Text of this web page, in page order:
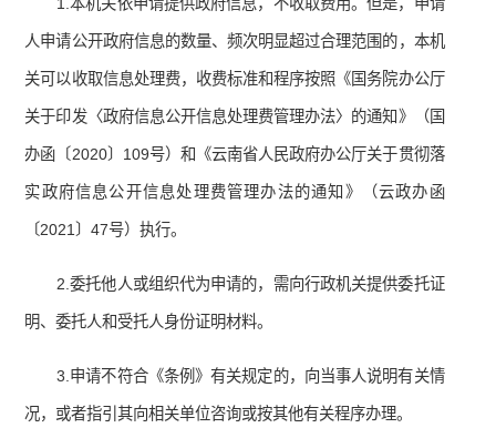
人申请公开政府信息的数量、频次明显超过合理范围的，本机
关可以收取信息处理费，收费标准和程序按照《国务院办公厅
关于印发〈政府信息公开信息处理费管理办法〉的通知》（国
办函〔2020〕109号）和《云南省人民政府办公厅关于贯彻落
实政府信息公开信息处理费管理办法的通知》（云政办函
〔2021〕47号）执行。
2.委托他人或组织代为申请的，需向行政机关提供委托证
明、委托人和受托人身份证明材料。
3.申请不符合《条例》有关规定的，向当事人说明有关情
况，或者指引其向相关单位咨询或按其他有关程序办理。